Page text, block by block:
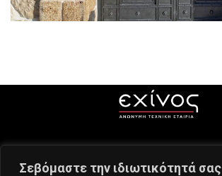
Σεβόμαστε την ιδιωτικότητά σας